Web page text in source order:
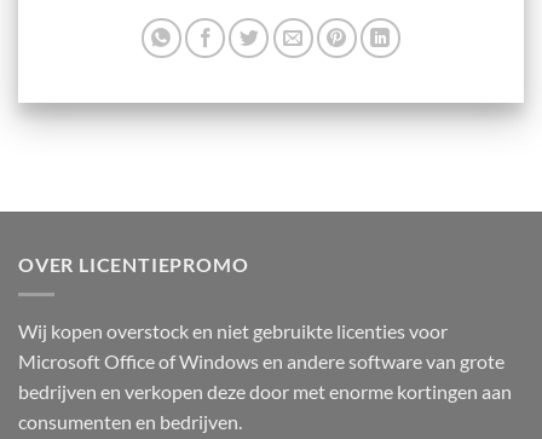
OVER LICENTIEPROMO
Wij kopen overstock en niet gebruikte licenties voor
Microsoft Office of Windows en andere software van grote
bedrijven en verkopen deze door met enorme kortingen aan
consumenten en bedrijven.